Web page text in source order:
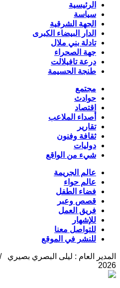
الرئيسية
سياسة
الجهة الشرقية
الدار البيضاء الكبرى
تادلة بني ملال
جهة الصحراء
درعة تافيلالت
طنجة الحسيمة
مجتمع
حوادث
اقتصاد
أصداء الملاعب
تقارير
ثقافة وفنون
دوليات
شيء من الواقع
عالم الجريمة
عالم حواء
فضاء الطفل
قصص وعبر
فريق العمل
للإشهار
للتواصل معنا
للنشر في الموقع
المدير العام : ليلى البصري
2026